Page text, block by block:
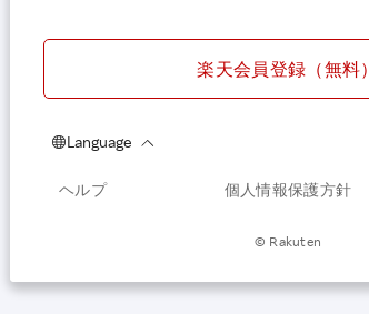
楽天会員登録（無料）
ヘルプ 個人情報保護方針
© Rakuten